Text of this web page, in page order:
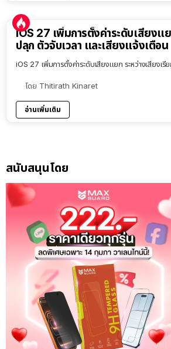
iOS 27 เพิ่มการตั้งค่าระดับเสียงแ
ปลุก ตัวจับเวลา และเสียงแจ้งเตือน
iOS 27 เพิ่มการตั้งค่าระดับเสียงแยก ระหว่างเสียงเรี
โดย Thitirath Kinaret
อ่านเพิ่มเติม
สนับสนุนโดย